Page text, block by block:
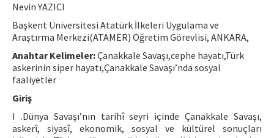
Contact Us
ISSN: 1010-867X · e-ISSN: 2667-8713
Nevin YAZICI
Başkent Üniversitesi Atatürk İlkeleri Uygulama ve
Araştırma Merkezi(ATAMER) Öğretim Görevlisi, ANKARA,
Anahtar Kelimeler:Çanakkale Savaşı,cephe hayatı,Türk
askerinin siper hayatı,Çanakkale Savaşı’nda sosyal
faaliyetler
Giriş
I .Dünya Savaşı’nın tarihî seyri içinde Çanakkale Savaşı,
askerî, siyasî, ekonomik, sosyal ve kültürel sonuçları